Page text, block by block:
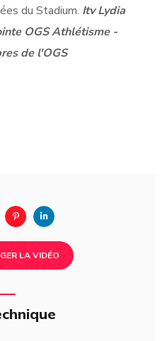
du Stadium. Itv Lydia
OGS Athlétisme -
de l'OGS
LA VIDÉO